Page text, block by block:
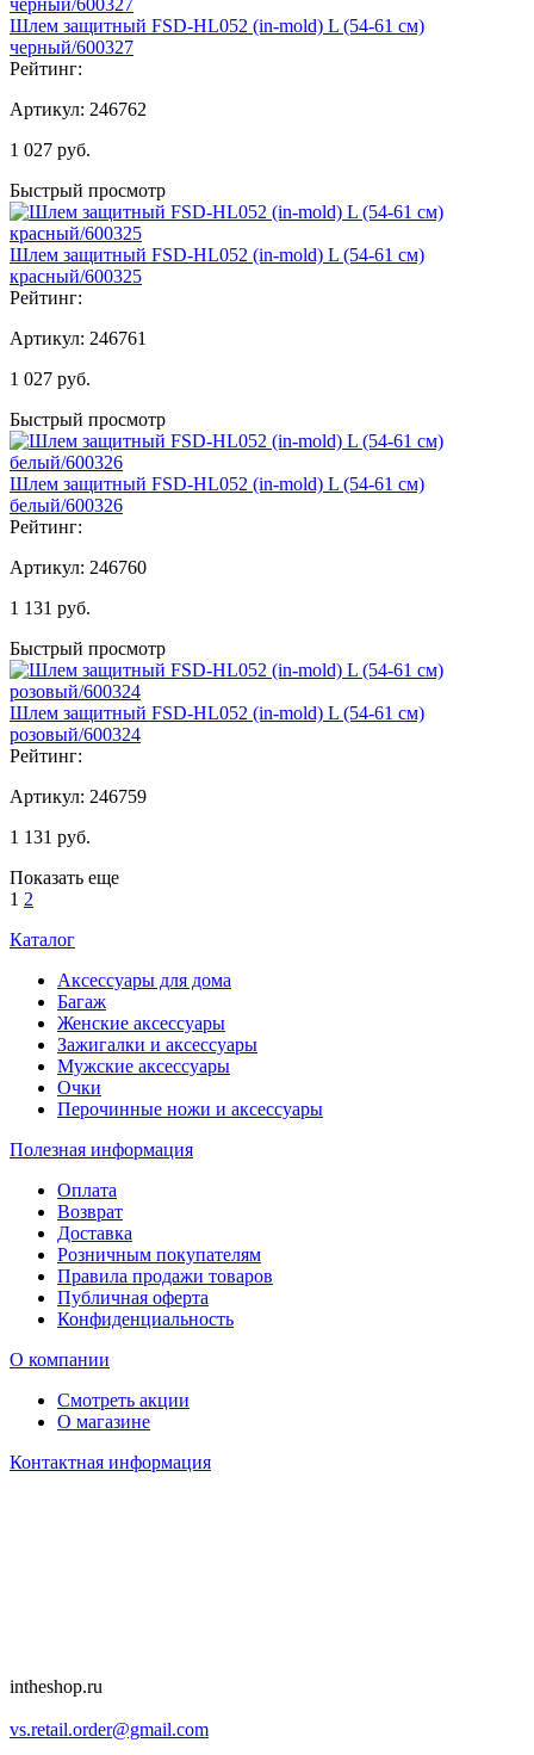
Шлем защитный FSD-HL052 (in-mold) L (54-61 см)
черный/600327
Рейтинг:
Артикул: 246762
1 027 руб.
Быстрый просмотр
Шлем защитный FSD-HL052 (in-mold) L (54-61 см)
красный/600325
Рейтинг:
Артикул: 246761
1 027 руб.
Быстрый просмотр
Шлем защитный FSD-HL052 (in-mold) L (54-61 см)
белый/600326
Рейтинг:
Артикул: 246760
1 131 руб.
Быстрый просмотр
Шлем защитный FSD-HL052 (in-mold) L (54-61 см)
розовый/600324
Рейтинг:
Артикул: 246759
1 131 руб.
Показать еще
1 2
Каталог
Аксессуары для дома
Багаж
Женские аксессуары
Зажигалки и аксессуары
Мужские аксессуары
Очки
Перочинные ножи и аксессуары
Полезная информация
Оплата
Возврат
Доставка
Розничным покупателям
Правила продажи товаров
Публичная оферта
Конфиденциальность
О компании
Смотреть акции
О магазине
Контактная информация
intheshop.ru
vs.retail.order@gmail.com